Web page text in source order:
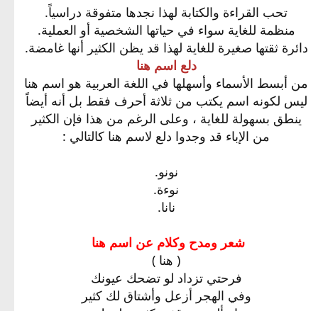
تحب القراءة والكتابة لهذا نجدها متفوقة دراسياً.
منظمة للغاية سواء في حياتها الشخصية أو العملية.
دائرة ثقتها صغيرة للغاية لهذا قد يظن الكثير أنها غامضة.
دلع اسم هنا
من أبسط الأسماء وأسهلها في اللغة العربية هو اسم هنا
ليس لكونه اسم يكتب من ثلاثة أحرف فقط بل أنه أيضاً
ينطق بسهولة للغاية ، وعلى الرغم من هذا فإن الكثير
من الإباء قد وجدوا دلع لاسم هنا كالتالي :
نونو.
نوءة.
نانا.
شعر ومدح وكلام عن اسم هنا
( هنا )
فرحتي تزداد لو تضحك عيونك
وفي الهجر أزعل وأشتاق لك كثير